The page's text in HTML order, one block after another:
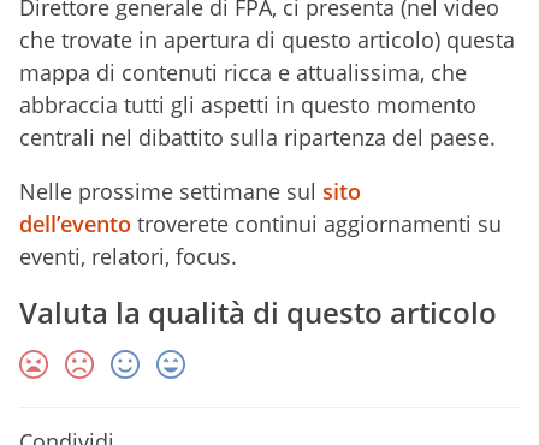
Direttore generale di FPA, ci presenta (nel video
che trovate in apertura di questo articolo) questa
mappa di contenuti ricca e attualissima, che
abbraccia tutti gli aspetti in questo momento
centrali nel dibattito sulla ripartenza del paese.
Nelle prossime settimane sul sito
dell’evento troverete continui aggiornamenti su
eventi, relatori, focus.
Valuta la qualità di questo articolo